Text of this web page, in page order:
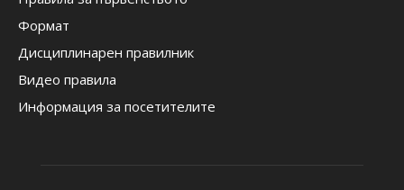
Формат
Дисциплинарен правилник
Видео правила
Информация за посетителите